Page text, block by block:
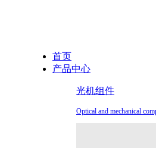
首页
产品中心
光机组件
Optical and mechanical